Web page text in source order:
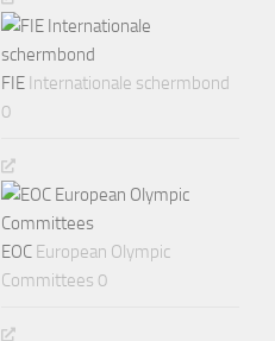
FIE Internationale schermbond
0
EOC European Olympic
Committees 0